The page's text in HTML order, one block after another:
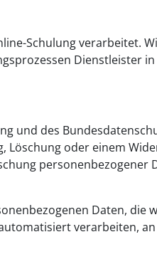
Schulung verarbeitet.
Dienstleister
und des
oder einem
Daten, die
verarbeiten,